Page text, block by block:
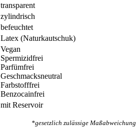
transparent
zylindrisch
befeuchtet
Latex (Naturkautschuk)
Vegan
Spermizidfrei
Parfümfrei
Geschmacksneutral
Farbstofffrei
Benzocainfrei
mit Reservoir
*gesetzlich zulässige Maßabweichung